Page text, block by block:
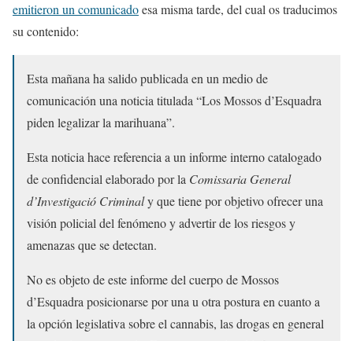
emitieron un comunicadoesa misma tarde, del cual os traducimos
su contenido:
Esta mañana ha salido publicada en un medio de
comunicación una noticia titulada “Los Mossos d’Esquadra
piden legalizar la marihuana”.
Esta noticia hace referencia a un informe interno catalogado
de confidencial elaborado por la Comissaria General
d’Investigació Criminaly que tiene por objetivo ofrecer una
visión policial del fenómeno y advertir de los riesgos y
amenazas que se detectan.
No es objeto de este informe del cuerpo de Mossos
d’Esquadra posicionarse por una u otra postura en cuanto a
la opción legislativa sobre el cannabis, las drogas en general